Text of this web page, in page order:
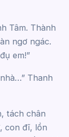
Tâm. Thành
ngơ ngác.
em!”
Thanh
tách chân
con đĩ, lồn